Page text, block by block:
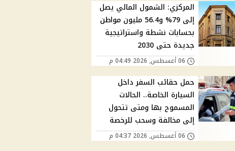
المركزي: الشمول المالي يصل
إلى 79% و56.4 مليون مواطن
بحسابات نشطة واستراتيجية
جديدة حتى 2030
06 أغسطس, 2026 04:49 م
حمل حقائب السفر داخل
السيارة الخاصة.. الحالات
المسموح بها ومتى تتحول
إلى مخالفة وسحب للرخصة
06 أغسطس, 2026 04:37 م